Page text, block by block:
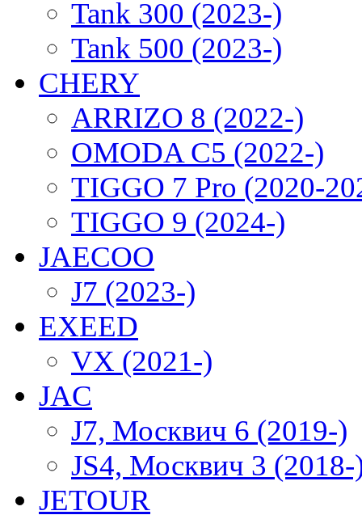
Tank 300 (2023-)
Tank 500 (2023-)
CHERY
ARRIZO 8 (2022-)
OMODA C5 (2022-)
TIGGO 7 Pro (2020-
TIGGO 9 (2024-)
JAECOO
J7 (2023-)
EXEED
VX (2021-)
JAC
J7, Москвич 6 (2019-)
JS4, Москвич 3 (2018-
JETOUR